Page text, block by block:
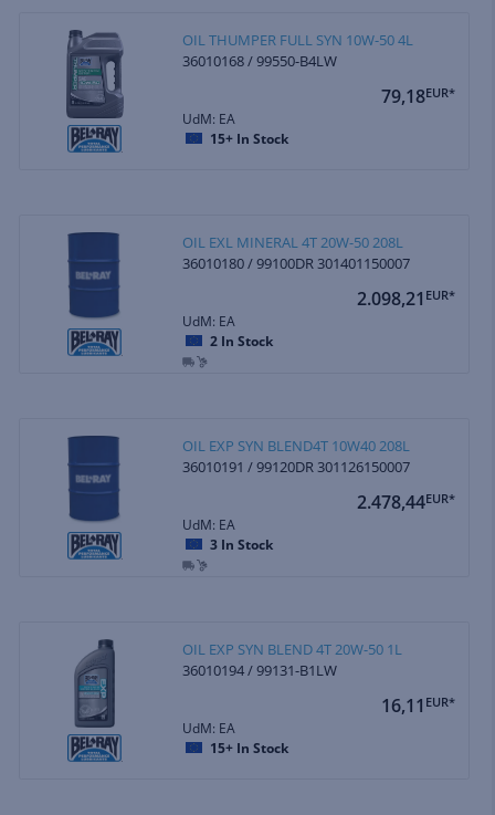
OIL THUMPER FULL SYN 10W-50 4L
36010168 / 99550-B4LW
79,18EUR*
UdM: EA
15+ In Stock
OIL EXL MINERAL 4T 20W-50 208L
36010180 / 99100DR 301401150007
2.098,21 EUR*
UdM: EA
2 In Stock
OIL EXP SYN BLEND4T 10W40 208L
36010191 / 99120DR 301126150007
2.478,44EUR*
UdM: EA
3 In Stock
OIL EXP SYN BLEND 4T 20W-50 1L
36010194 / 99131-B1LW
16,11 EUR*
UdM: EA
15+ In Stock